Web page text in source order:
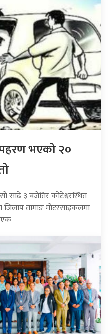
भएको २०
साढे ३ बजेतिर कोटेश्वरस्थित
जिलाप तामाङ मोटरसाइकलमा
एक